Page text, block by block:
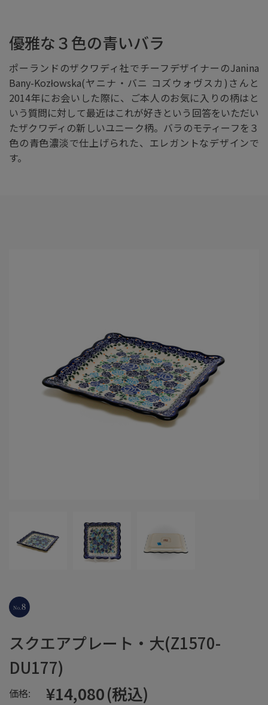
優雅な３色の青いバラ
ポーランドのザクワディ社でチーフデザイナーのJanina
Bany-Kozłowska(ヤニナ・バニ コズウォヴスカ)さんと
2014年にお会いした際に、ご本人のお気に入りの柄はと
いう質問に対して最近はこれが好きという回答をいただい
たザクワディの新しいユニーク柄。バラのモティーフを３
色の青色濃淡で仕上げられた、エレガントなデザインで
す。
スクエアプレート・大(Z1570-
DU177)
価格: ¥14,080(税込)